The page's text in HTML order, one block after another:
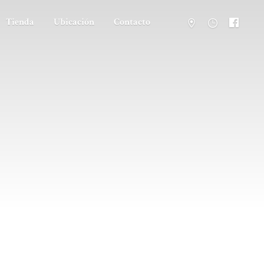
Tienda Ubicación Contacto